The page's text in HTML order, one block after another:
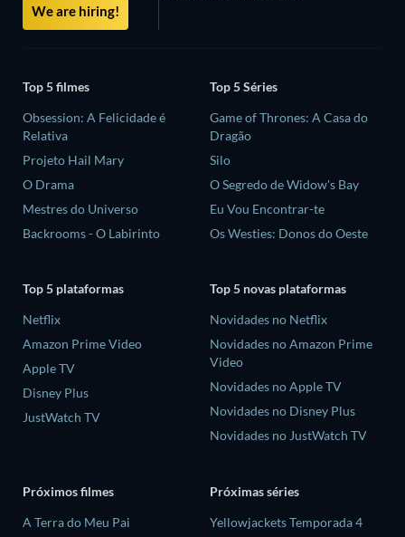
We are hiring!
Top 5 filmes
Obsession: A Felicidade é
Relativa
Projeto Hail Mary
O Drama
Mestres do Universo
Backrooms - O Labirinto
Top 5 Séries
Game of Thrones: A Casa do
Dragão
Silo
O Segredo de Widow's Bay
Eu Vou Encontrar-te
Os Westies: Donos do Oeste
Top 5 plataformas
Netflix
Amazon Prime Video
Apple TV
Disney Plus
JustWatch TV
Top 5 novas plataformas
Novidades no Netflix
Novidades no Amazon Prime
Video
Novidades no Apple TV
Novidades no Disney Plus
Novidades no JustWatch TV
Próximos filmes
A Terra do Meu Pai
Próximas séries
Yellowjackets Temporada 4